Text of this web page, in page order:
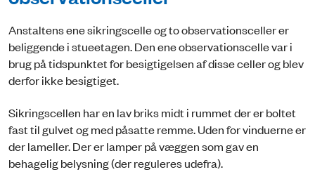
Anstaltens ene sikringscelle og to observationsceller er
beliggende i stueetagen. Den ene observationscelle var i
brug på tidspunktet for besigtigelsen af disse celler og blev
derfor ikke besigtiget.
Sikringscellen har en lav briks midt i rummet der er boltet
fast til gulvet og med påsatte remme. Uden for vinduerne er
der lameller. Der er lamper på væggen som gav en
behagelig belysning (der reguleres udefra).